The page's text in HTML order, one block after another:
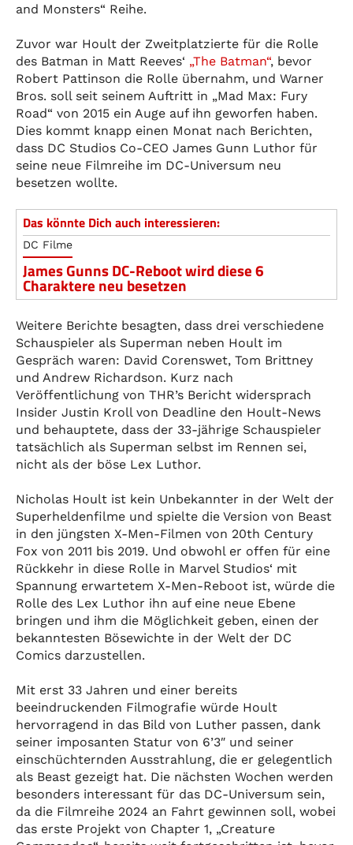
and Monsters“ Reihe.
Zuvor war Hoult der Zweitplatzierte für die Rolle
des Batman in Matt Reeves‘ „The Batman“, bevor
Robert Pattinson die Rolle übernahm, und Warner
Bros. soll seit seinem Auftritt in „Mad Max: Fury
Road“ von 2015 ein Auge auf ihn geworfen haben.
Dies kommt knapp einen Monat nach Berichten,
dass DC Studios Co-CEO James Gunn Luthor für
seine neue Filmreihe im DC-Universum neu
besetzen wollte.
Das könnte Dich auch interessieren:
DC Filme
James Gunns DC-Reboot wird diese 6
Charaktere neu besetzen
Weitere Berichte besagten, dass drei verschiedene
Schauspieler als Superman neben Hoult im
Gespräch waren: David Corenswet, Tom Brittney
und Andrew Richardson. Kurz nach
Veröffentlichung von THR’s Bericht widersprach
Insider Justin Kroll von Deadline den Hoult-News
und behauptete, dass der 33-jährige Schauspieler
tatsächlich als Superman selbst im Rennen sei,
nicht als der böse Lex Luthor.
Nicholas Hoult ist kein Unbekannter in der Welt der
Superheldenfilme und spielte die Version von Beast
in den jüngsten X-Men-Filmen von 20th Century
Fox von 2011 bis 2019. Und obwohl er offen für eine
Rückkehr in diese Rolle in Marvel Studios‘ mit
Spannung erwartetem X-Men-Reboot ist, würde die
Rolle des Lex Luthor ihn auf eine neue Ebene
bringen und ihm die Möglichkeit geben, einen der
bekanntesten Bösewichte in der Welt der DC
Comics darzustellen.
Mit erst 33 Jahren und einer bereits
beeindruckenden Filmografie würde Hoult
hervorragend in das Bild von Luther passen, dank
seiner imposanten Statur von 6’3″ und seiner
einschüchternden Ausstrahlung, die er gelegentlich
als Beast gezeigt hat. Die nächsten Wochen werden
besonders interessant für das DC-Universum sein,
da die Filmreihe 2024 an Fahrt gewinnen soll, wobei
das erste Projekt von Chapter 1, „Creature